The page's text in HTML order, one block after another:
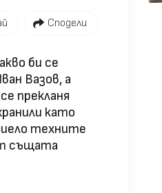
Сподели
би се
Вазов, а
прекланя
като
техните
същата